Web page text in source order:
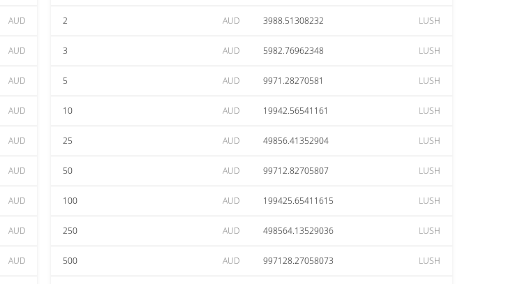
AUD
AUD
AUD
AUD
AUD
AUD
AUD
AUD
AUD
2 AUD 3988.51308232 LUSH
3 AUD 5982.76962348 LUSH
5 AUD 9971.28270581 LUSH
10 AUD 19942.56541161 LUSH
25 AUD 49856.41352904 LUSH
50 AUD 99712.82705807 LUSH
100 AUD 199425.65411615 LUSH
250 AUD 498564.13529036 LUSH
500 AUD 997128.27058073 LUSH